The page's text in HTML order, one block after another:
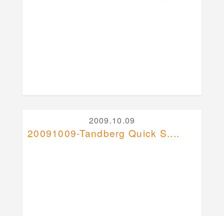
2009.10.09
20091009-Tandberg Quick S....